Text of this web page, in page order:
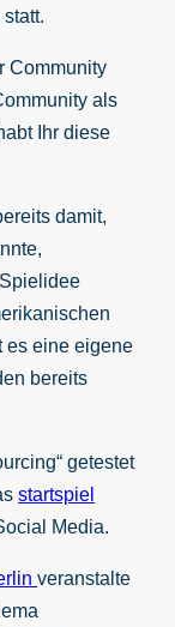
Community
als
Ihr diese
damit,
es eine eigene
bereits
getestet
startspiel
Media.
veranstalte